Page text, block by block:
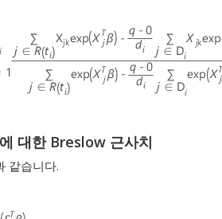
대한 Breslow 근사치
같습니다.